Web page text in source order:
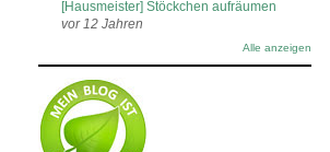
[Hausmeister] Stöckchen aufräumen
vor 12 Jahren
Alle anzeigen